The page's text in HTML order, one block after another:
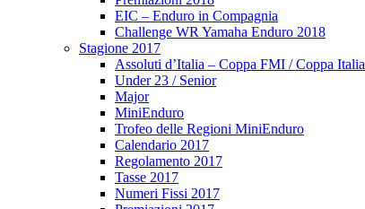
EIC – Enduro in Compagnia
Challenge WR Yamaha Enduro 2018
Stagione 2017
Assoluti d’Italia – Coppa FMI / Coppa Italia
Under 23 / Senior
Major
MiniEnduro
Trofeo delle Regioni MiniEnduro
Calendario 2017
Regolamento 2017
Tasse 2017
Numeri Fissi 2017